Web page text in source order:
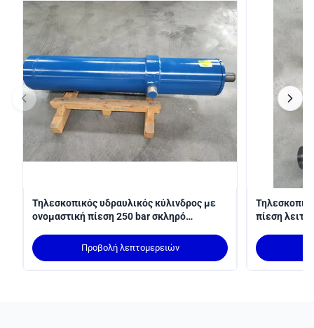
Τηλεσκοπικός υδραυλικός κύλινδρος με
ονομαστική πίεση 250 bar σκληρό
trunnion
Προβολή λεπτομερειών
πίεση
βραχίων